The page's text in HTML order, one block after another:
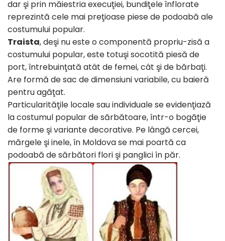
dar şi prin măiestria execuţiei, bundiţele înflorate
reprezintă cele mai preţioase piese de podoabă ale
costumului popular.
Traista, deşi nu este o componentă propriu-zisă a
costumului popular, este totuşi socotită piesă de
port, întrebuinţată atât de femei, cât şi de bărbaţi.
Are formă de sac de dimensiuni variabile, cu baieră
pentru agăţat.
Particularităţile locale sau individuale se evidenţiază
la costumul popular de sărbătoare, într-o bogăţie
de forme şi variante decorative. Pe lângă cercei,
mărgele şi inele, în Moldova se mai poartă ca
podoabă de sărbători flori şi panglici în păr.